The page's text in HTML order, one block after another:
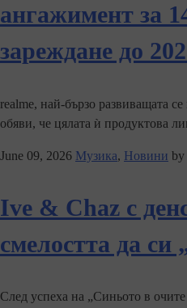
ангажимент за
зареждане до
realme, най-бързо развиващата
обяви, че цялата ѝ продуктова
June 09, 2026 Музика, Новини by
Ive & Chaz с
смелостта да си
След успеха на „Синьото в